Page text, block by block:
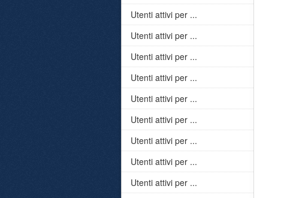
Utenti attivi per ...
Utenti attivi per ...
Utenti attivi per ...
Utenti attivi per ...
Utenti attivi per ...
Utenti attivi per ...
Utenti attivi per ...
Utenti attivi per ...
Utenti attivi per ...